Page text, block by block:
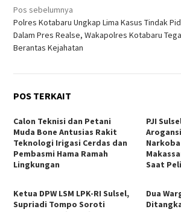
Navigasi
pos
Pos sebelumnya
Polres Kotabaru Ungkap Lima Kasus Tindak
Dalam Pres Realse, Wakapolres Kotabaru
Berantas Kejahatan
POS TERKAIT
Calon Teknisi dan Petani
Muda Bone Antusias Rakit
Teknologi Irigasi Cerdas dan
Pembasmi Hama Ramah
Lingkungan
PJI
Saat
Ketua DPW LSM LPK-RI Sulsel,
Supriadi Tompo Soroti
Dua